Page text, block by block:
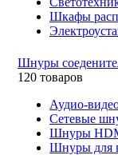
Шкафы
Шнуры
120 товаров
Аудио-
Сетевые
Шнуры
Шнуры для